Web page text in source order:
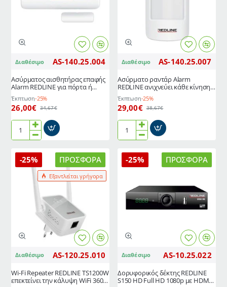
και
κίνησης
και
κλίσης
0-
10°
HDMI
Ethernet,
PVR
Timeshift
Διαθέσιμο AS-140.25.004
Ασύρματος αισθητήρας επαφής
Alarm REDLINE για πόρτα ή
παρα΄θυρο εύκολης
εγκατάστασης χωρίς να
απαιτείται καλωδίωση
Έκπτωση-25%
26,00€ 34,67€
Ασύρματος
επαφής
Alarm
REDLINE
παρα΄θυρο
εγκατάστασης
να
καλωδίωση
Διαθέσιμο AS-140.25.007
Ασύρματο ραντάρ Alarm
REDLINE ανιχνεύει κάθε κίνηση
και ενημερώνει ασύρματα την
κεντρική μονάδα
Έκπτωση-25%
29,00€ 38,67€
Ασύρματο
Alarm
REDLINE
κίνηση
την
μονάδα
ΠΡΟΣΦΟΡΆ
Εξαντλείται γρήγορα
-25%
Διαθέσιμο AS-120.25.010
Wi-Fi Repeater REDLINE TS1200W
επεκτείνει την κάλυψη WiFi 360°
ΠΡΟΣΦΟΡΆ
-25%
Διαθέσιμο AS-10.25.022
Δορυφορικός δέκτης REDLINE
S150 HD Full HD 1080p με HDMI